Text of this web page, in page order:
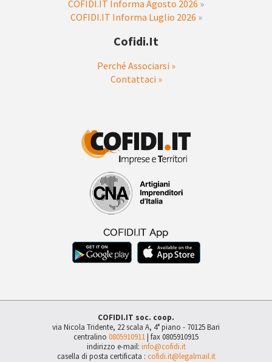
COFIDI.IT Informa Agosto 2026 »
COFIDI.IT Informa Luglio 2026 »
Cofidi.it
Perché Associarsi »
Contattaci »
COFIDI.IT soc. coop.
via Nicola Tridente, 22 scala A, 4° piano - 70125 Bari
centralino 0805910911| fax 0805910915
indirizzo e-mail: info@cofidi.it
casella di posta certificata : cofidi.it@legalmail.it